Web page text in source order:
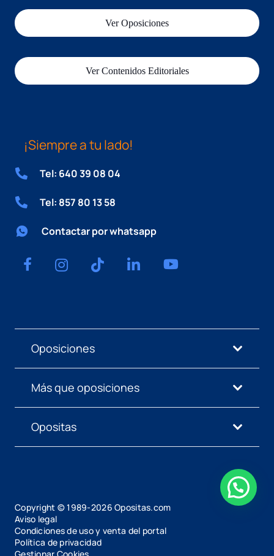
Ver Oposiciones
Ver Contenidos Editoriales
¡Siempre a tu lado!
Tel: 640 39 08 04
Tel: 857 80 13 58
Contactar por whatsapp
Oposiciones
Más que oposiciones
Opositas
Copyright © 1989-2026 Opositas.com
Aviso legal
Condiciones de uso y venta del portal
Política de privacidad